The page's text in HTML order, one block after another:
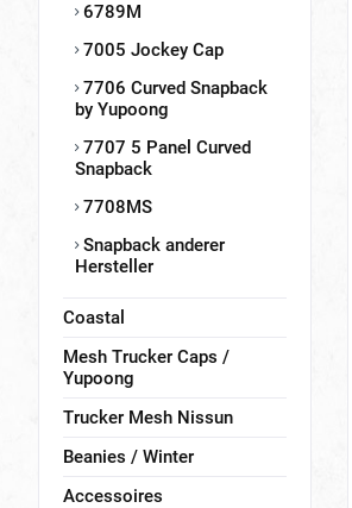
6789M
7005 Jockey Cap
7706 Curved Snapback
by Yupoong
7707 5 Panel Curved
Snapback
7708MS
Snapback anderer
Hersteller
Coastal
Mesh Trucker Caps /
Yupoong
Trucker Mesh Nissun
Beanies / Winter
Accessoires